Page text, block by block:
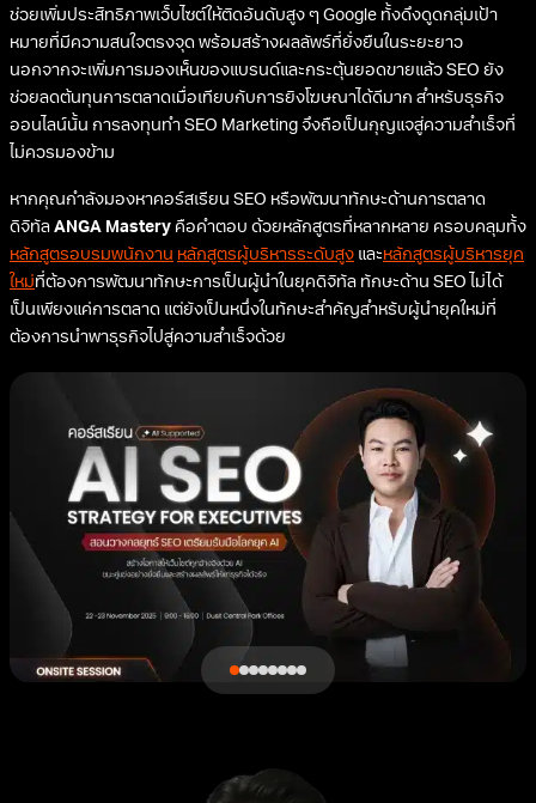
ช่วยเพิ่มประสิทธิภาพเว็บไซต์ให้ติดอันดับสูง ๆ Google ทั้งดึงดูดกลุ่มเป้า
หมายที่มีความสนใจตรงจุด พร้อมสร้างผลลัพธ์ที่ยั่งยืนในระยะยาว
นอกจากจะเพิ่มการมองเห็นของแบรนด์และกระตุ้นยอดขายแล้ว SEO ยัง
ช่วยลดต้นทุนการตลาดเมื่อเทียบกับการยิงโฆษณาได้ดีมาก สำหรับธุรกิจ
ออนไลน์นั้น การลงทุนทำ SEO Marketing จึงถือเป็นกุญแจสู่ความสำเร็จที่
ไม่ควรมองข้าม
หากคุณกำลังมองหาคอร์สเรียน SEO หรือพัฒนาทักษะด้านการตลาด
ดิจิทัล ANGA Mastery คือคำตอบ ด้วยหลักสูตรที่หลากหลาย ครอบคลุมทั้ง
หลักสูตรอบรมพนักงาน หลักสูตรผู้บริหารระดับสูง และหลักสูตรผู้บริหารยุค
ใหม่ที่ต้องการพัฒนาทักษะการเป็นผู้นำในยุคดิจิทัล ทักษะด้าน SEO ไม่ได้
เป็นเพียงแค่การตลาด แต่ยังเป็นหนึ่งในทักษะสำคัญสำหรับผู้นำยุคใหม่ที่
ต้องการนำพาธุรกิจไปสู่ความสำเร็จด้วย